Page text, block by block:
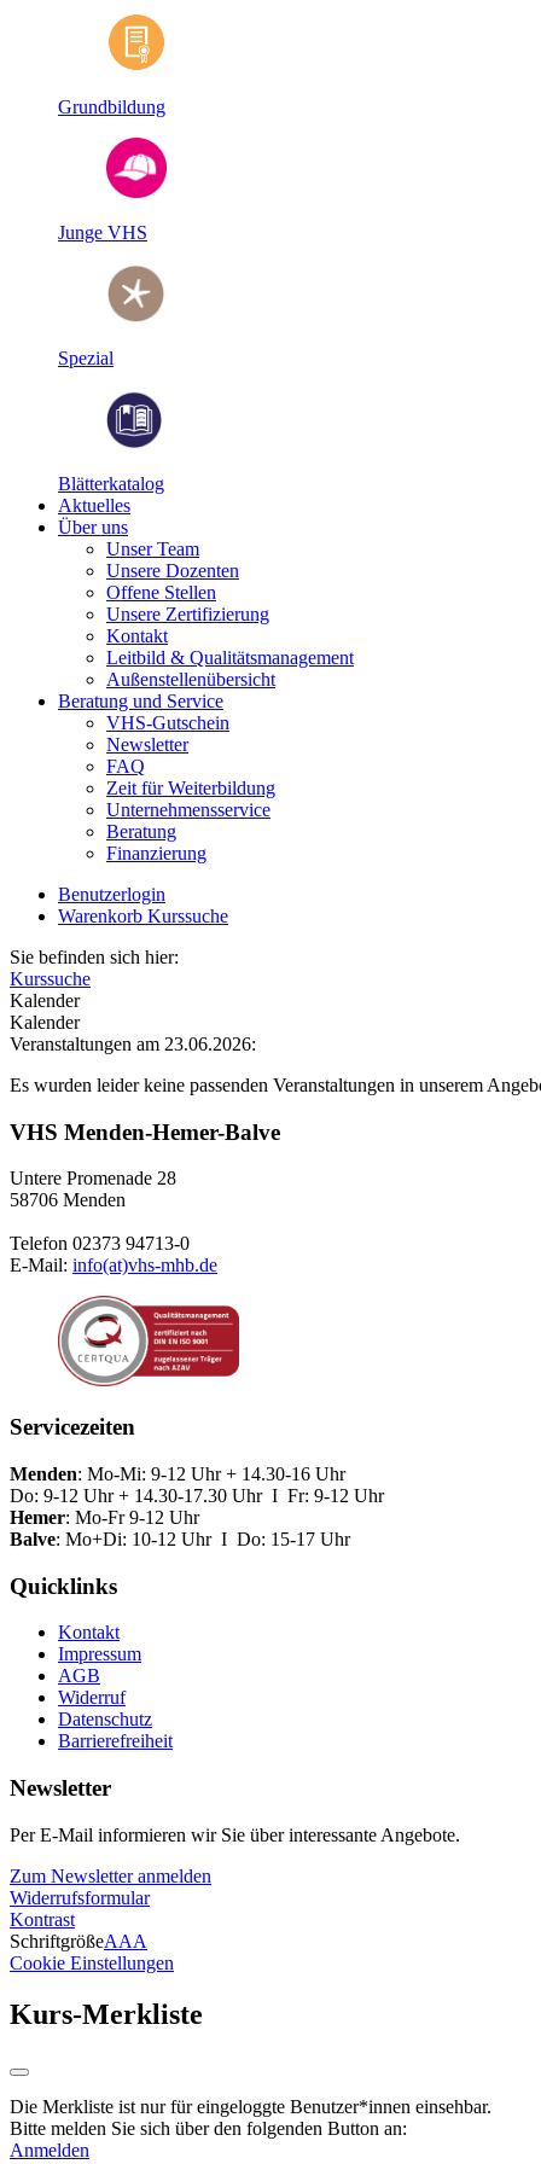
Grundbildung
Junge VHS
Spezial
Blätterkatalog
Aktuelles
Über uns
Unser Team
Unsere Dozenten
Offene Stellen
Unsere Zertifizierung
Kontakt
Leitbild & Qualitätsmanagement
Außenstellenübersicht
Beratung und Service
VHS-Gutschein
Newsletter
FAQ
Zeit für Weiterbildung
Unternehmensservice
Beratung
Finanzierung
Benutzerlogin
Warenkorb Kurssuche
Sie befinden sich hier:
Kurssuche
Kalender
Kalender
Veranstaltungen am 23.06.2026:
Es wurden leider keine passenden Veranstaltungen in unserem
VHS Menden-Hemer-Balve
Untere Promenade 28
58706 Menden
Telefon 02373 94713-0
E-Mail: info(at)vhs-mhb.de
Servicezeiten
Menden: Mo-Mi: 9-12 Uhr + 14.30-16 Uhr
Do: 9-12 Uhr + 14.30-17.30 Uhr I Fr: 9-12 Uhr
Hemer: Mo-Fr 9-12 Uhr
Balve: Mo+Di: 10-12 Uhr I Do: 15-17 Uhr
Quicklinks
Kontakt
Impressum
AGB
Widerruf
Datenschutz
Barrierefreiheit
Newsletter
Per E-Mail informieren wir Sie über interessante Angebote.
Zum Newsletter anmelden
Widerrufsformular
Kontrast
SchriftgrößeAAA
Cookie Einstellungen
Kurs-Merkliste
Die Merkliste ist nur für eingeloggte Benutzer*innen einsehbar.
Bitte melden Sie sich über den folgenden Button an:
Anmelden